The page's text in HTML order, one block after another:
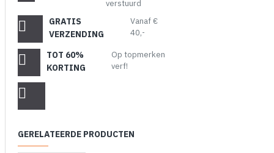
verstuurd
GRATIS
VERZENDING
Vanaf €
40,-
TOT 60%
KORTING
Op topmerken
verf!
GERELATEERDE PRODUCTEN